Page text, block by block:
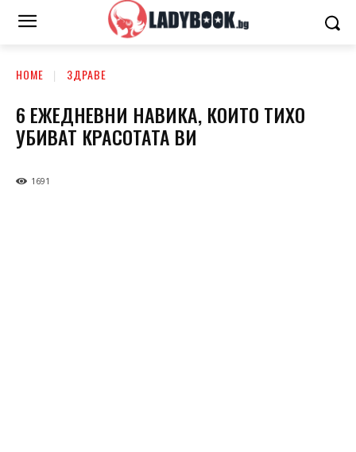
HOME ЗДРАВЕ
6 ЕЖЕДНЕВНИ НАВИКА, КОИТО ТИХО
УБИВАТ КРАСОТАТА ВИ
1691